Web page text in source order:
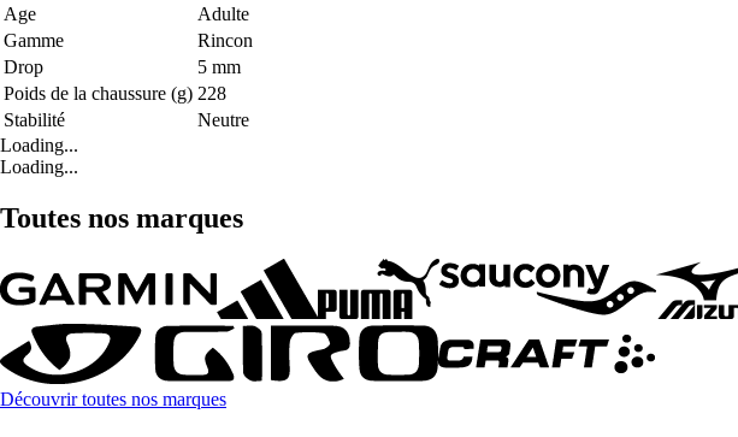
Age
Adulte
Gamme
Rincon
Drop
5 mm
Poids de la chaussure (g) 228
Stabilité
Neutre
Loading...
Loading...
Toutes nos marques
Découvrir toutes nos marques